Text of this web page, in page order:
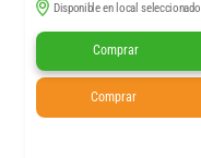
Disponible en local seleccionado
Comprar
Comprar